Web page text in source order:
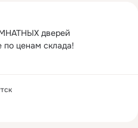
дверей
по ценам склада!
и розница)
в подарок!